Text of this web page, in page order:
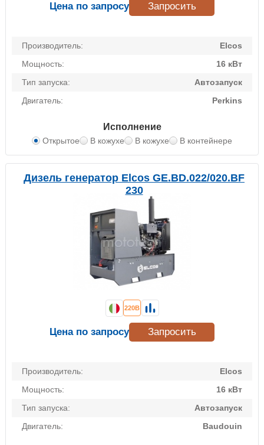
Производитель:
Elcos
Мощность:
16 кВт
Тип запуска:
Автозапуск
Двигатель:
Perkins
Исполнение
Открытое В кожухе В кожухе В контейнере
Цена по запросу Запросить
Дизель генератор Elcos GE.BD.022/020.BF
230
Производитель:
Elcos
Мощность:
16 кВт
Тип запуска:
Автозапуск
Двигатель:
Baudouin
220В
Цена по запросу Запросить